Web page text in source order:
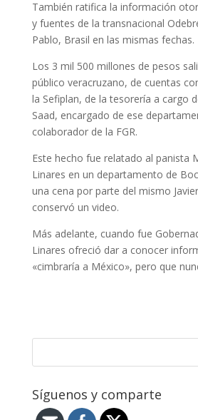
También ratifica la información
y fuentes de la transnacional
Pablo, Brasil en las mismas fechas.
Los 3 mil 500 millones de pesos
público veracruzano, de cuentas
la Sefiplan, de la tesorería a cargo
Saad, encargado de ese
colaborador de la FGR.
Este hecho fue relatado al panista
Linares en un departamento de
una cena por parte del mismo
conservó un video.
Más adelante, cuando fue
Linares ofreció dar a conocer
«cimbraría a México», pero que
Síguenos y comparte